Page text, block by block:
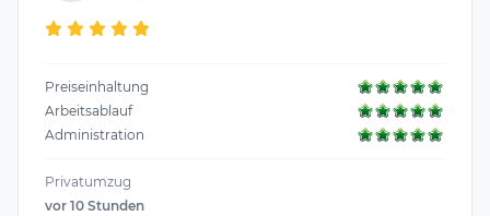
Preiseinhaltung
Arbeitsablauf
Administration
Privatumzug
vor 10 Stunden